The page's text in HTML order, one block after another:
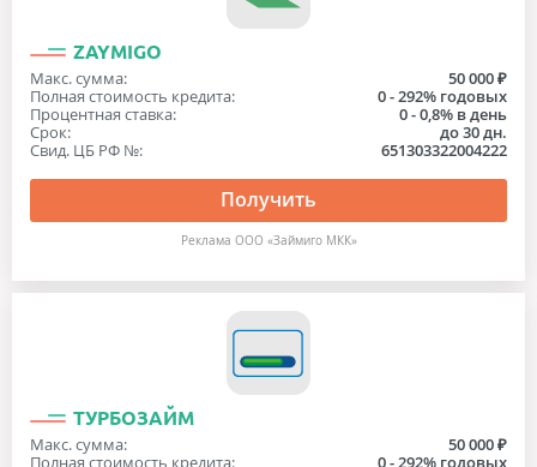
ZAYMIGO
Макс. сумма:
50 000 ₽
Полная стоимость кредита:
0 - 292% годовых
Процентная ставка:
0 - 0,8% в день
Срок:
до 30 дн.
Свид. ЦБ РФ №:
651303322004222
Получить
Реклама ООО «Займиго МКК»
ТУРБОЗАЙМ
Макс. сумма:
50 000 ₽
Полная стоимость кредита:
0 - 292% годовых